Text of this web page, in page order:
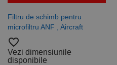
Filtru de schimb pentru
microfiltru ANF , Aircraft
favorite_border
Vezi dimensiunile
disponibile